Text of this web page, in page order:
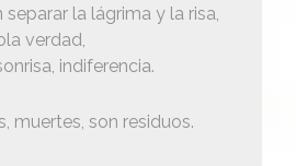
la lágrima y la risa,
verdad,
indiferencia.
muertes, son residuos.